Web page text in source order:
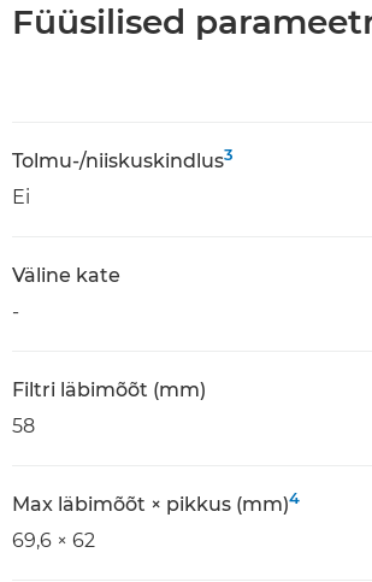
Füüsilised
Tolmu-/niiskuskindlus3
Ei
Väline kate
-
Filtri läbimõõt (mm)
58
Max läbimõõt × pikkus (mm)4
69,6 × 62